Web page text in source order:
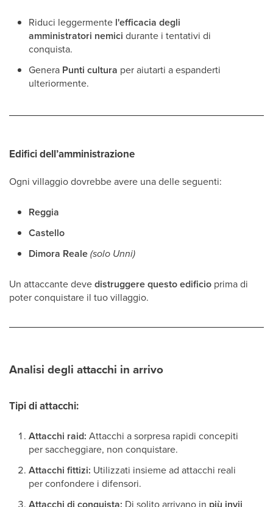
Riduci leggermente l'efficacia degli
amministratori nemici durante i tentativi di
conquista.
Genera Punti cultura per aiutarti a espanderti
ulteriormente.
Edifici dell’amministrazione
Ogni villaggio dovrebbe avere una delle seguenti:
Reggia
Castello
Dimora Reale(solo Unni)
Un attaccante devedistruggere questo edificio prima di
poter conquistare il tuo villaggio.
Analisi degli attacchi in arrivo
Tipi di attacchi:
Attacchi raid: Attacchi a sorpresa rapidi concepiti
per saccheggiare, non conquistare.
Attacchi fittizi: Utilizzati insieme ad attacchi reali
per confondere i difensori.
Di solito arrivano in